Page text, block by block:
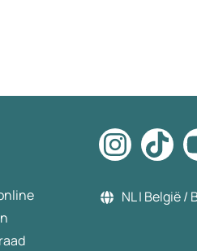
NL | België /